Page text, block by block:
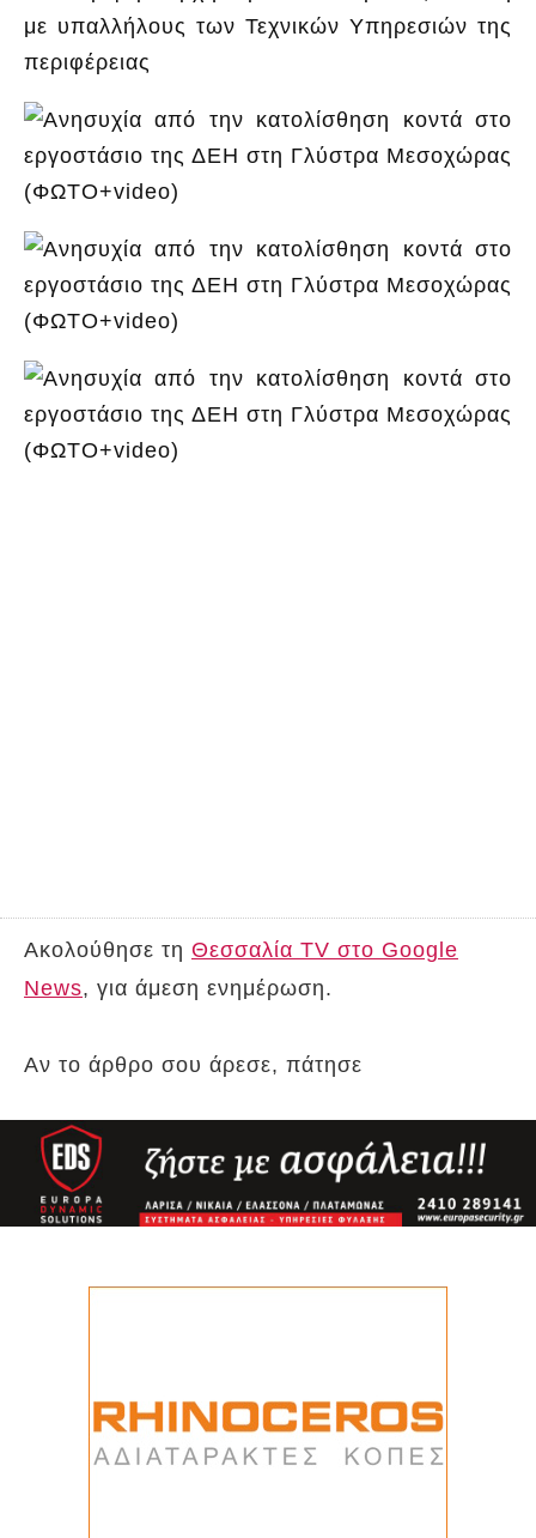
με υπαλλήλους των Τεχνικών Υπηρεσιών της
περιφέρειας
Ακολούθησε τη Θεσσαλία TV στο Google
News, για άμεση ενημέρωση.
Αν το άρθρο σου άρεσε, πάτησε